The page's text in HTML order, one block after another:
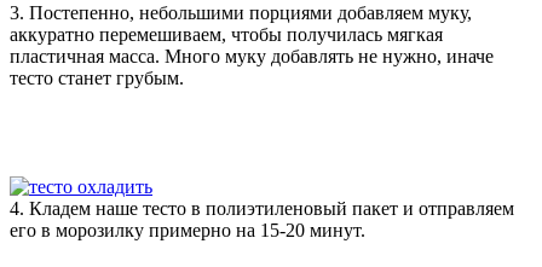
3. Постепенно, небольшими порциями добавляем муку,
аккуратно перемешиваем, чтобы получилась мягкая
пластичная масса. Много муку добавлять не нужно, иначе
тесто станет грубым.
4. Кладем наше тесто в полиэтиленовый пакет и отправляем
его в морозилку примерно на 15-20 минут.